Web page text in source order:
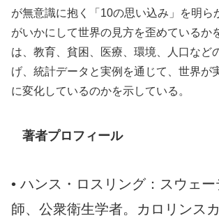
が無意識に抱く「10の思い込み」を明ら
がいかにして世界の見方を歪めているか
は、教育、貧困、医療、環境、人口など
げ、統計データと実例を通じて、世界が
に変化しているのかを示している。
著者プロフィール
• ハンス・ロスリング：スウェ
師、公衆衛生学者。カロリンス